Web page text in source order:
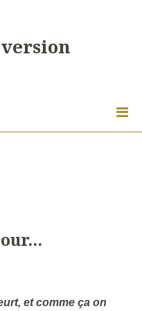
et comme ça on